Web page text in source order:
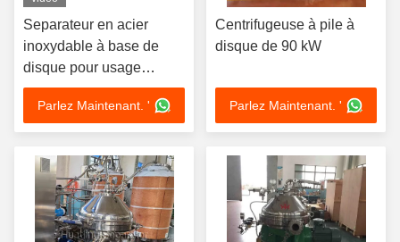
Separateur en acier
inoxydable à base de
disque pour usage
industriel
Parlez Maintenant. '
Centrifugeuse à pile à
disque de 90 kW
Parlez Maintenant. '